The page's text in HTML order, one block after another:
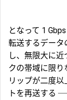
となって 1
転送するデータ
し、無限大に
クの帯域に限り
リップが二度
トを再送する